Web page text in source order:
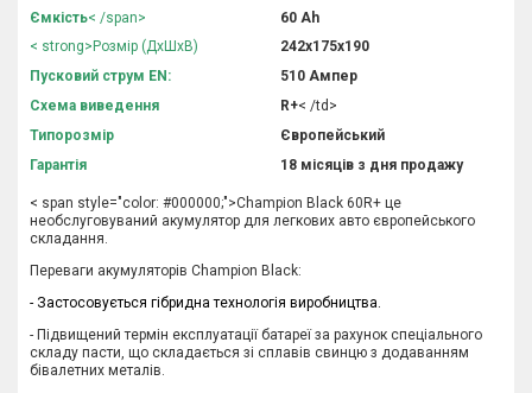
Ємкість< /span>
60 Аh
< strong>Розмір (ДхШхВ)
242х175х190
Пусковий струм EN:
510 Ампер
Схема виведення
R+< /td>
Типорозмір
Європейський
Гарантія
18 місяців з дня продажу
< span style="color: #000000;">Champion Black 60R+ це
необслуговуваний акумулятор для легкових авто європейського
складання.
Переваги акумуляторів Champion Black:
- Застосовується гібридна технологія виробництва.
- Підвищений термін експлуатації батареї за рахунок спеціального
складу пасти, що складається зі сплавів свинцю з додаванням
бівалетних металів.